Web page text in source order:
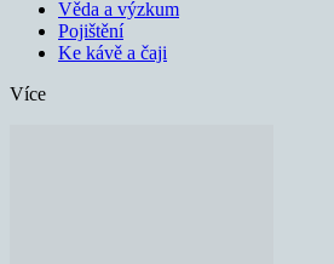
Věda a výzkum
Pojištění
Ke kávě a čaji
Více